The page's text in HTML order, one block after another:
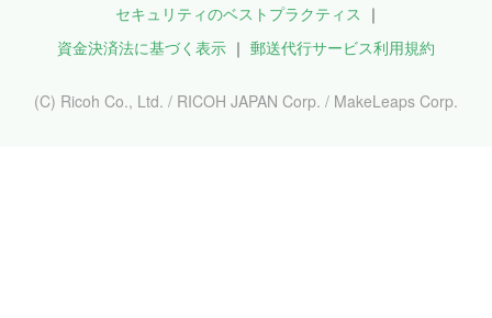
セキュリティのベストプラクティス
資金決済法に基づく表示
郵送代行サービス利用規約
(C) Ricoh Co., Ltd. / RICOH JAPAN Corp. / MakeLeaps Corp.